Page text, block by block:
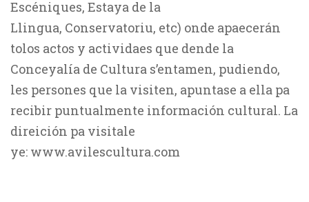
Escéniques, Estaya de la
Llingua, Conservatoriu, etc) onde apaecerán
tolos actos y actividaes que dende la
Conceyalía de Cultura s’entamen, pudiendo,
les persones que la visiten, apuntase a ella pa
recibir puntualmente información cultural. La
direición pa visitale
ye: www.avilescultura.com